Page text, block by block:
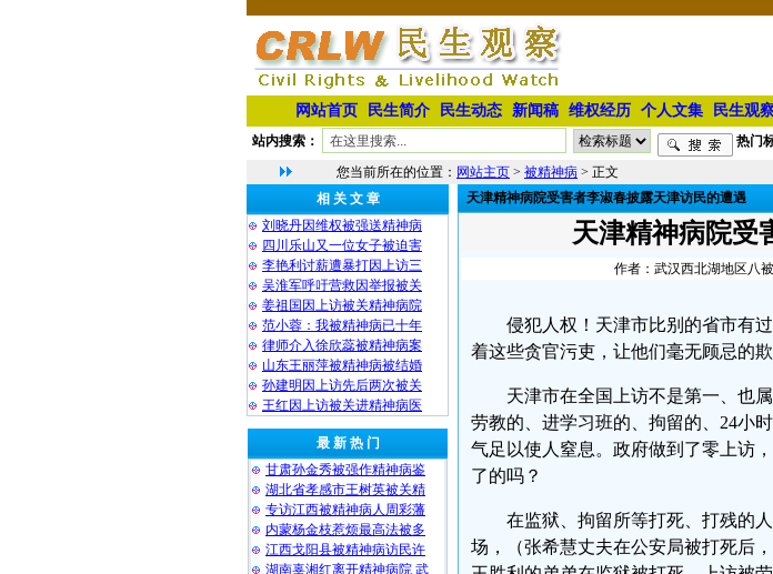
网站首页 民生简介 民生动态 新闻稿 维权经历 个人文集 民生观
站内搜索： 热门
您当前所在的位置： 网站主页 > 被精神病 > 正文
相 关 文 章
刘晓丹因维权被强送精神病
四川乐山又一位女子被迫害
李艳利讨薪遭暴打因上访三
吴淮军呼吁营救因举报被关
姜祖国因上访被关精神病院
范小蓉：我被精神病已十年
律师介入徐欣蕊被精神病案
山东王丽萍被精神病被结婚
孙建明因上访先后两次被关
王红因上访被关进精神病医
最 新 热 门
甘肃孙金秀被强作精神病鉴
湖北省孝感市王树英被关精
专访江西被精神病人周彩藩
内蒙杨金枝惹烦最高法被多
江西戈阳县被精神病访民许
湖南辜湘红离开精神病院 武
天津精神病院受害者李淑春披露天津访民的遭遇
天津精神病院受
作者：武汉西北湖地区八
侵犯人权！天津市比别的省市有
着这些贪官污吏，让他们毫无顾忌的欺
天津市在全国上访不是第一、也
劳教的、进学习班的、拘留的、24小
气足以使人窒息。政府做到了零上访
了的吗？
在监狱、拘留所等打死、打残的
场，（张希慧丈夫在公安局被打死后